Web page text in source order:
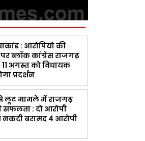
: आरोपियो की
पर ब्लॉक कांग्रेस राजगढ़
11 अगस्त को विधायक
प्रदर्शन
लूट मामले में राजगढ़
सफलता : दो आरोपी
नकदी बरामद 4 आरोपी